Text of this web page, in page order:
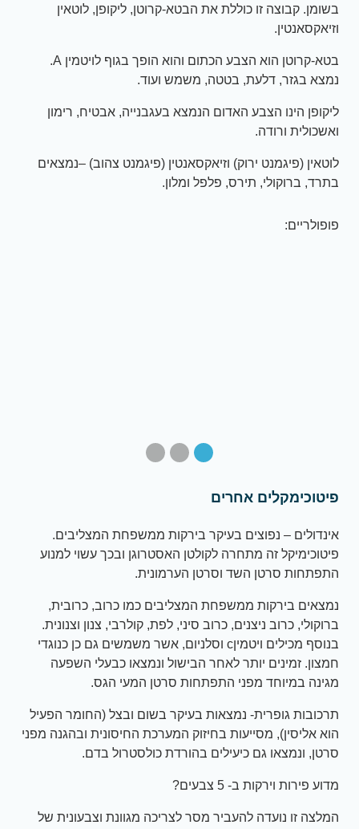
בשומן. קבוצה זו כוללת את הבטא-קרוטן, ליקופן, לוטאין
וזיאקסאנטין.
בטא-קרוטן הוא הצבע הכתום והוא הופך בגוף לויטמין A.
נמצא בגזר, דלעת, בטטה, משמש ועוד.
ליקופן הינו הצבע האדום הנמצא בעגבנייה, אבטיח, רימון
ואשכולית ורודה.
לוטאין (פיגמנט ירוק) וזיאקסאנטין (פיגמנט צהוב) –נמצאים
בתרד, ברוקולי, תירס, פלפל ומלון.
פופולריים:
פיטוכימקלים אחרים
אינדולים – נפוצים בעיקר בירקות ממשפחת המצליבים.
פיטוכימיקל זה מתחרה לקולטן האסטרוגן ובכך עשוי למנוע
התפתחות סרטן השד וסרטן הערמונית.
נמצאים בירקות ממשפחת המצליבים כמו כרוב, כרובית,
ברוקולי, כרוב ניצנים, כרוב סיני, לפת, קולרבי, צנון וצנונית.
בנוסף מכילים ויטמיןc וסלניום, אשר משמשים גם כן כנוגדי
חמצון. זמינים יותר לאחר הבישול ונמצאו כבעלי השפעה
מגינה במיוחד מפני התפתחות סרטן המעי הגס.
תרכובות גופרית- נמצאות בעיקר בשום ובצל (החומר הפעיל
הוא אליסין), מסייעות בחיזוק המערכת החיסונית ובהגנה מפני
סרטן, ונמצאו גם כיעילים בהורדת כולסטרול בדם.
מדוע פירות וירקות ב- 5 צבעים?
המלצה זו נועדה להעביר מסר לצריכה מגוונת וצבעונית של